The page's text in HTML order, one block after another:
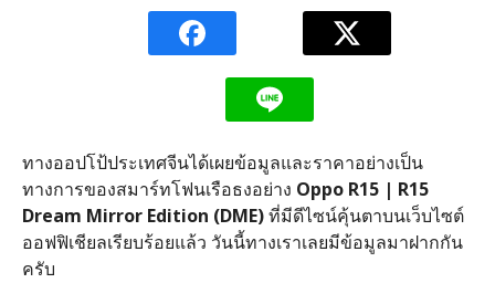
ทางออปโป้ประเทศจีนได้เผยข้อมูลและราคาอย่างเป็น
ทางการของสมาร์ทโฟนเรือธงอย่าง Oppo R15 | R15
Dream Mirror Edition (DME)ที่มีดีไซน์คุ้นตาบนเว็บไซต์
ออฟฟิเชียลเรียบร้อยแล้ว วันนี้ทางเราเลยมีข้อมูลมาฝากกัน
ครับ